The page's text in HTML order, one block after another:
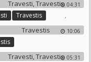
04:31
,
Travestis
10:06
05:31